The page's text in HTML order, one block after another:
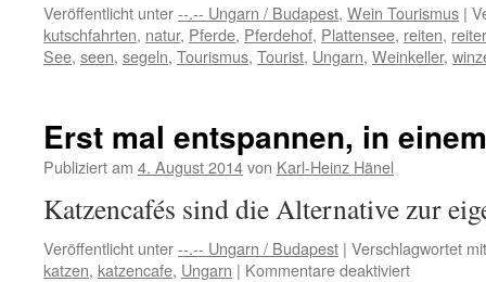
Veröffentlicht unter--.-- Ungarn / Budapest, Wein Tourismus |
kutschfahrten, natur, Pferde, Pferdehof, Plattensee, reiten,
See, seen, segeln, Tourismus, Tourist, Ungarn, Weinkeller,
Erst mal entspannen, in
Publiziert am 4. August 2014von Karl-Heinz Hänel
Katzencafés sind die Alternative zur
Veröffentlicht unter--.-- Ungarn / Budapest | Verschlagwortet mit
katzen, katzencafe, Ungarn | Kommentare deaktiviertfür